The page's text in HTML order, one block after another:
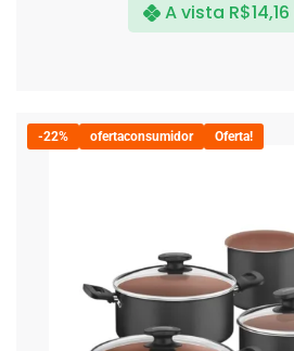
A vista R$14,16
-22% ofertaconsumidor Oferta!